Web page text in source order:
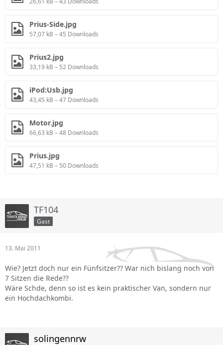
Der Prius Plug-in, dessen Akkus sich auch extern aufladen
lassen und der bis zu 20 Kilometer weit und bis zu 100 km/h
schnell rein elektrisch fahren können soll, erscheint nach
2012.
Toyota weltweit mehr als zwei Millionen Prius verkauft, fast
die Hälfte davon seit 2000 in den USA.
Prius-Side.jpg
57,07 kB – 45 Downloads
Prius2.jpg
33,19 kB – 52 Downloads
iPod:Usb.jpg
43,45 kB – 47 Downloads
Motor.jpg
66,63 kB – 48 Downloads
Prius.jpg
47,51 kB – 50 Downloads
TF104
Gast
13. Mai 2011
Wie? Jetzt doch nur ein Fünfsitzer?? War nich bislang noch von
7 Sitzen die Rede??
Wäre Schde, denn so ist es kein praktischer Van, sondern nur
ein Hochdachkombi.
solingennrw